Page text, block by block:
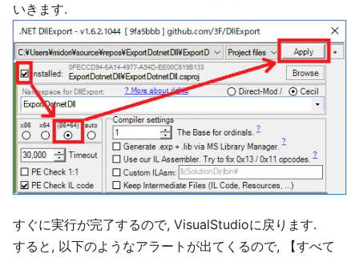
いきます.
すぐに実行が完了するので, VisualStudioに戻ります.
すると, 以下のようなアラートが出てくるので, 【すべて